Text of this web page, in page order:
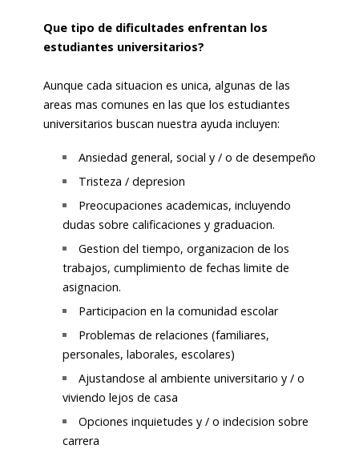
Que tipo de dificultades enfrentan los
estudiantes universitarios?
Aunque cada situacion es unica, algunas de las
areas mas comunes en las que los estudiantes
universitarios buscan nuestra ayuda incluyen:
Ansiedad general, social y / o de desempeño
Tristeza / depresion
Preocupaciones academicas, incluyendo
dudas sobre calificaciones y graduacion.
Gestion del tiempo, organizacion de los
trabajos, cumplimiento de fechas limite de
asignacion.
Participacion en la comunidad escolar
Problemas de relaciones (familiares,
personales, laborales, escolares)
Ajustandose al ambiente universitario y / o
viviendo lejos de casa
Opciones inquietudes y / o indecision sobre
carrera